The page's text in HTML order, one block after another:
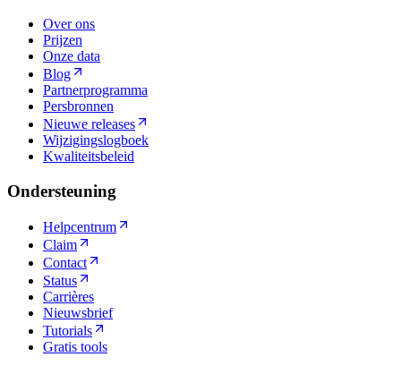
Over ons
Prijzen
Onze data
Blog
Partnerprogramma
Persbronnen
Nieuwe releases
Wijzigingslogboek
Kwaliteitsbeleid
Ondersteuning
Helpcentrum
Claim
Contact
Status
Carrières
Nieuwsbrief
Tutorials
Gratis tools